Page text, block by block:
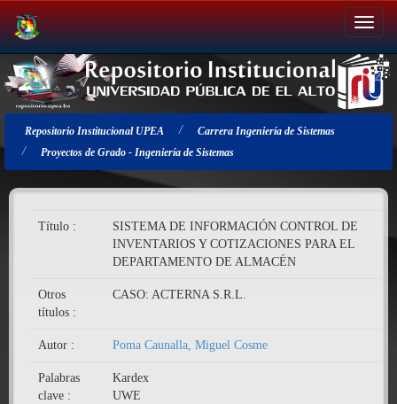
Salir
de
la
navegación
Repositorio Institucional UPEA
Carrera Ingeniería de Sistemas
Proyectos de Grado - Ingeniería de Sistemas
Título :
SISTEMA DE INFORMACIÓN CONTROL DE
INVENTARIOS Y COTIZACIONES PARA EL
DEPARTAMENTO DE ALMACÉN
Otros
títulos :
CASO: ACTERNA S.R.L.
Autor : Poma Caunalla, Miguel Cosme
Palabras
clave :
Kardex
UWE